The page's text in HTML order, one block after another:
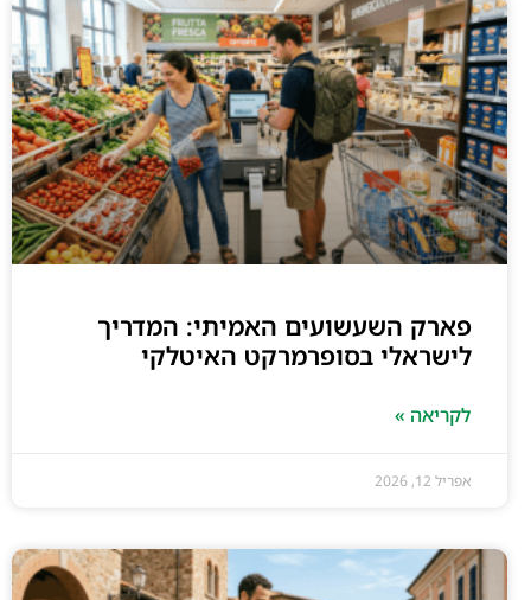
פארק השעשועים האמיתי: המדריך
לישראלי בסופרמרקט האיטלקי
לקריאה »
אפריל 12, 2026